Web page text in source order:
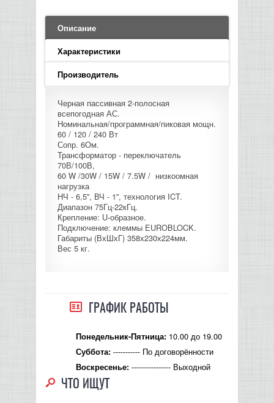
УСИЛИТЕЛИ
МИКШЕРЫ ЦИФРОВЫЕ
ЛИНЕЙНЫЕ МАССИВЫ
САБВУФЕРЫ ПАССИВНЫЕ
СЦЕНИЧЕСКИЕ МОНИТОРЫ
CD|DVD|FLASH|USB ПЛЕЕРЫ,
РЕКОРДЕРЫ
САБВУФЕРЫ АКТИВНЫЕ
КОМПЛЕКТУЮЩИЕ ДЛЯ
КОМБО ДЛЯ АКУСТИЧЕСКИХ ГИТАР
ГИТАРНЫЕ ПРИНАДЛЕЖНОСТИ
КЛАВИШНЫЕ КОМБО
СЕМПЛЕРЫ И ГРУВБОКСЫ
ПРЕАМПЫ И МИКРОФОННЫЕ
ПРОЦЕССОРЫ
ПРОГРАММНОЕ ОБЕСПЕЧЕНИЕ
DJ НАУШНИКИ
СИСТЕМЫ ВИДЕО МОНТАЖА
ВИДЕО КОНВЕРТЕРЫ
ОРКЕСТРОВЫЕ УДАРНЫЕ
ПОПОЛНЕНИЕ СКЛАДА
ИНФОРМАЦИЯ
О МАГАЗИНЕ
КАК КУПИТЬ
ДОСТАВКА
ОПЛАТА
КОНТАКТЫ
Описание
Характеристики
Производитель
Черная пассивная 2-полосная
всепогодная АС.
Номинальная/программная/пиковая мощн.
60 / 120 / 240 Вт
Сопр. 6Ом.
Трансформатор - переключатель
70В/100В,
60 W /30W / 15W / 7.5W / низкоомная
нагрузка
НЧ - 6,5'', ВЧ - 1'', технология ICT.
Диапазон 75Гц-22кГц.
Крепление: U-образное.
Подключение: клеммы EUROBLOCK.
Габариты (ВхШхГ) 358х230х224мм.
Вес 5 кг.
ГРАФИК РАБОТЫ
Понедельник-Пятница: 10.00 до 19.00
Суббота: ----------- По договорённости
Воскресенье: ---------------- Выходной
ЧТО ИЩУТ